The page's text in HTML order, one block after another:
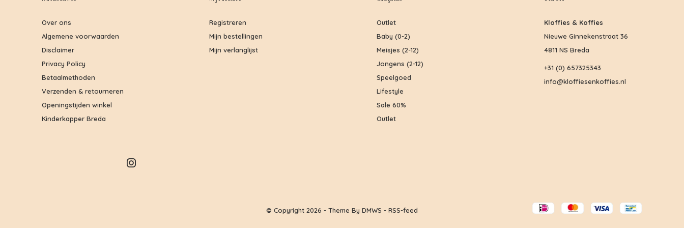
Over ons
Algemene voorwaarden
Disclaimer
Privacy Policy
Betaalmethoden
Verzenden & retourneren
Openingstijden winkel
Kinderkapper Breda
Registreren
Mijn bestellingen
Mijn verlanglijst
Outlet
Baby (0-2)
Meisjes (2-12)
Jongens (2-12)
Speelgoed
Lifestyle
Sale 60%
Outlet
Kloffies & Koffies
Nieuwe Ginnekenstraat 36
4811 NS Breda
+31 (0) 657325343
info@kloffiesenkoffies.nl
© Copyright 2026 - Theme By DMWS - RSS-feed